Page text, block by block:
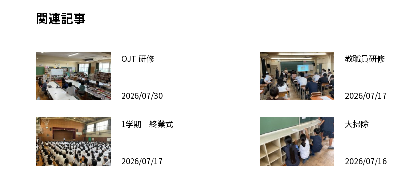
関連記事
OJT 研修
2026/07/30
教職員研修
2026/07/17
1学期 終業式
2026/07/17
大掃除
2026/07/16